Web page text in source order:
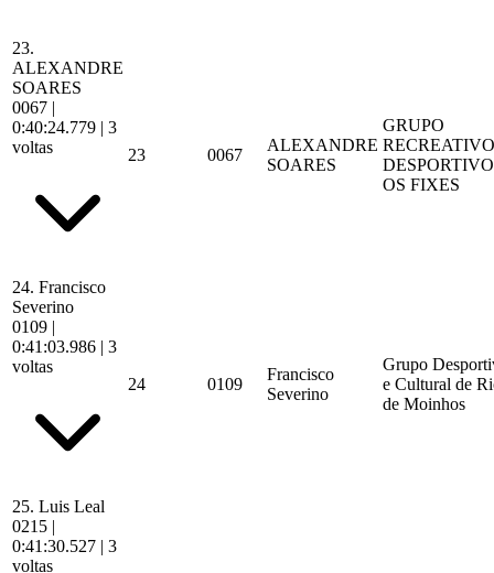
23.
ALEXANDRE
SOARES
0067 |
0:40:24.779 | 3
voltas
23 0067
ALEXANDRE
SOARES
GRUPO
DESPORTIVO
OS FIXES
24. Francisco
Severino
0109 |
0:41:03.986 | 3
voltas
24
0109
Francisco
Severino
Grupo
e Cultural de
de Moinhos
25. Luis Leal
0215 |
0:41:30.527 | 3
voltas